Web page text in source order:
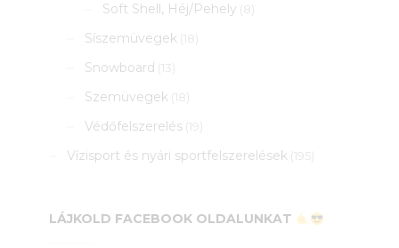
Soft Shell, Héj/Pehely (8)
Síszemüvegek (18)
Snowboard (13)
Szemüvegek (18)
Védőfelszerelés (19)
Vízisport és nyári sportfelszerelések (195)
LÁJKOLD FACEBOOK OLDALUNKAT